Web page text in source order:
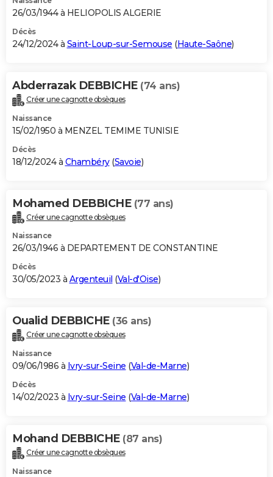
26/03/1944 à HELIOPOLIS ALGERIE
Décès
24/12/2024 à Saint-Loup-sur-Semouse (Haute-Saône)
Abderrazak DEBBICHE (74 ans)
Créer une cagnotte obsèques
Naissance
15/02/1950 à MENZEL TEMIME TUNISIE
Décès
18/12/2024 à Chambéry(Savoie)
Mohamed DEBBICHE (77 ans)
Créer une cagnotte obsèques
Naissance
26/03/1946 à DEPARTEMENT DE CONSTANTINE
Décès
30/05/2023 à Argenteuil (Val-d'Oise)
Oualid DEBBICHE (36 ans)
Créer une cagnotte obsèques
Naissance
09/06/1986 à Ivry-sur-Seine (Val-de-Marne)
Décès
14/02/2023 à Ivry-sur-Seine (Val-de-Marne)
Mohand DEBBICHE (87 ans)
Créer une cagnotte obsèques
Naissance